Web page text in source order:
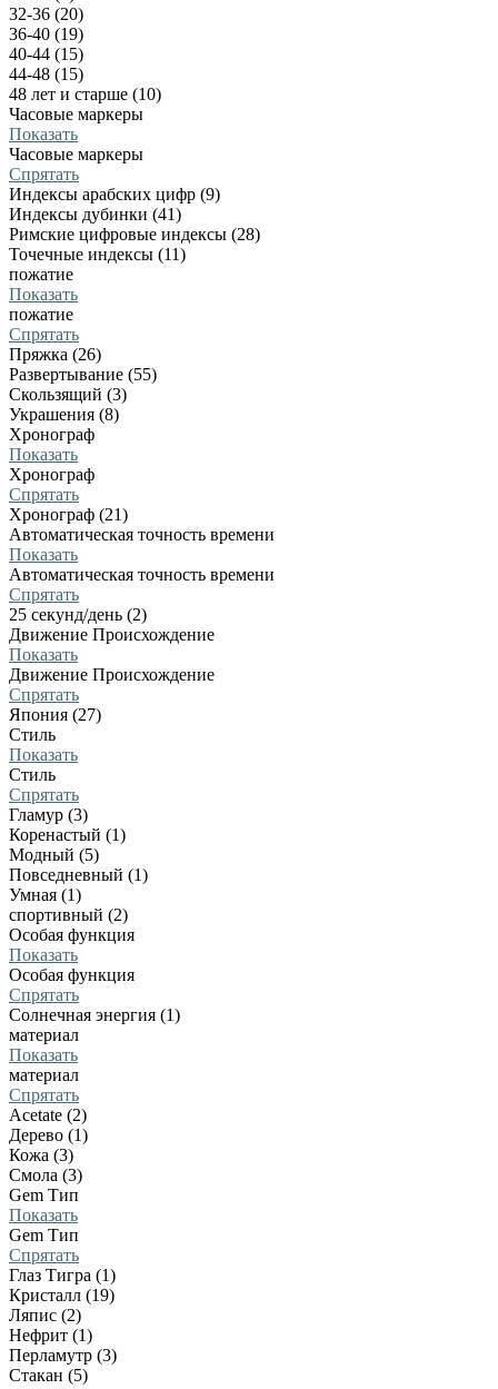
32-36 (20)
36-40 (19)
40-44 (15)
44-48 (15)
48 лет и старше (10)
Часовые маркеры
Показать
Часовые маркеры
Спрятать
Индексы арабских цифр (9)
Индексы дубинки (41)
Римские цифровые индексы (28)
Точечные индексы (11)
пожатие
Показать
пожатие
Спрятать
Пряжка (26)
Развертывание (55)
Скользящий (3)
Украшения (8)
Хронограф
Показать
Хронограф
Спрятать
Хронограф (21)
Автоматическая точность времени
Показать
Автоматическая точность времени
Спрятать
25 секунд/день (2)
Движение Происхождение
Показать
Движение Происхождение
Спрятать
Япония (27)
Стиль
Показать
Стиль
Спрятать
Гламур (3)
Коренастый (1)
Модный (5)
Повседневный (1)
Умная (1)
спортивный (2)
Особая функция
Показать
Особая функция
Спрятать
Солнечная энергия (1)
материал
Показать
материал
Спрятать
Acetate (2)
Дерево (1)
Кожа (3)
Смола (3)
Gem Тип
Показать
Gem Тип
Спрятать
Глаз Тигра (1)
Кристалл (19)
Ляпис (2)
Нефрит (1)
Перламутр (3)
Стакан (5)